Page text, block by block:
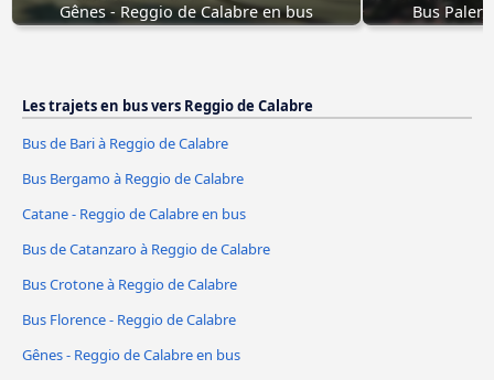
Gênes - Reggio de Calabre en bus Bus
Les trajets en bus vers Reggio de Calabre
Bus de Bari à Reggio de Calabre
Bus Bergamo à Reggio de Calabre
Catane - Reggio de Calabre en bus
Bus de Catanzaro à Reggio de Calabre
Bus Crotone à Reggio de Calabre
Bus Florence - Reggio de Calabre
Gênes - Reggio de Calabre en bus